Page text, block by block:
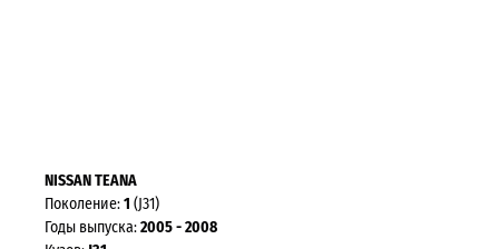
NISSAN TEANA
Поколение:1 (J31)
Годы выпуска:2005 - 2008